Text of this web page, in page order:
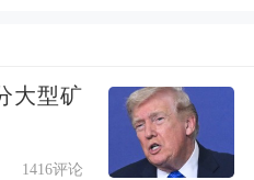
日在给特朗普的公
一位投票给特朗普
大型矿
1416评论